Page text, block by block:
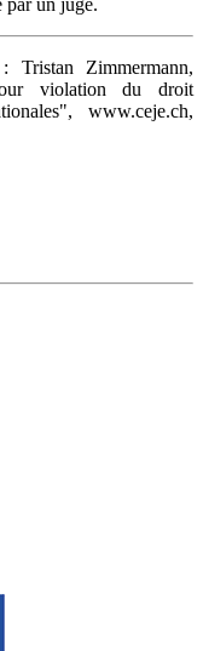
Tristan Zimmermann,
violation du droit
www.ceje.ch,